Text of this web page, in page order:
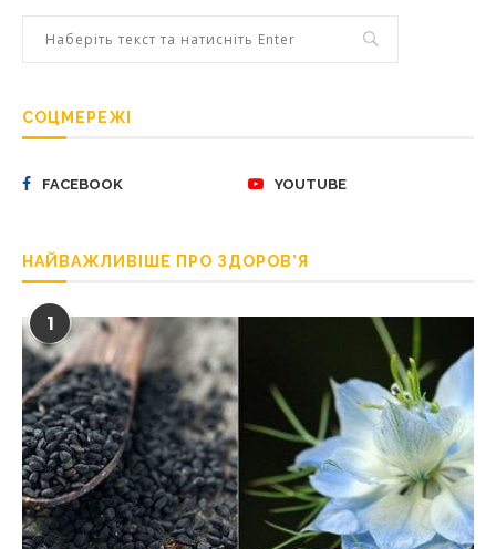
СОЦМЕРЕЖІ
FACEBOOK YOUTUBE
НАЙВАЖЛИВІШЕ ПРО ЗДОРОВ’Я
1